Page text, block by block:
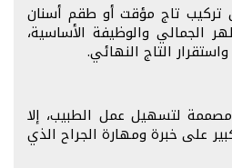
تركيب تاج مؤقت أو طقم أسنان
الجمالي والوظيفة الأساسية،
التاج النهائي.
لتسهيل عمل الطبيب، إلا
على خبرة ومهارة الجراح الذي